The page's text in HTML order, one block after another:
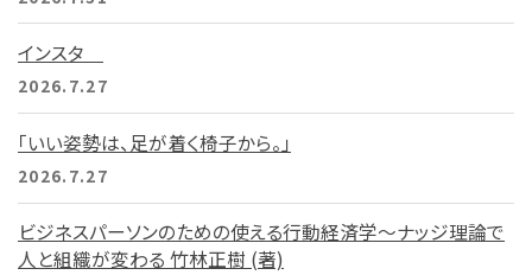
インスタ
2026.7.27
「いい姿勢は、足が着く椅子から。」
2026.7.27
ビジネスパーソンのための使える行動経済学～ナッジ理論で
人と組織が変わる 竹林正樹 (著)